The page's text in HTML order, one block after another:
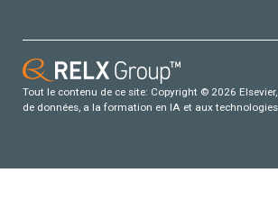
Tout le contenu de ce site: Copyright © 2026
de données, a la formation en IA et aux